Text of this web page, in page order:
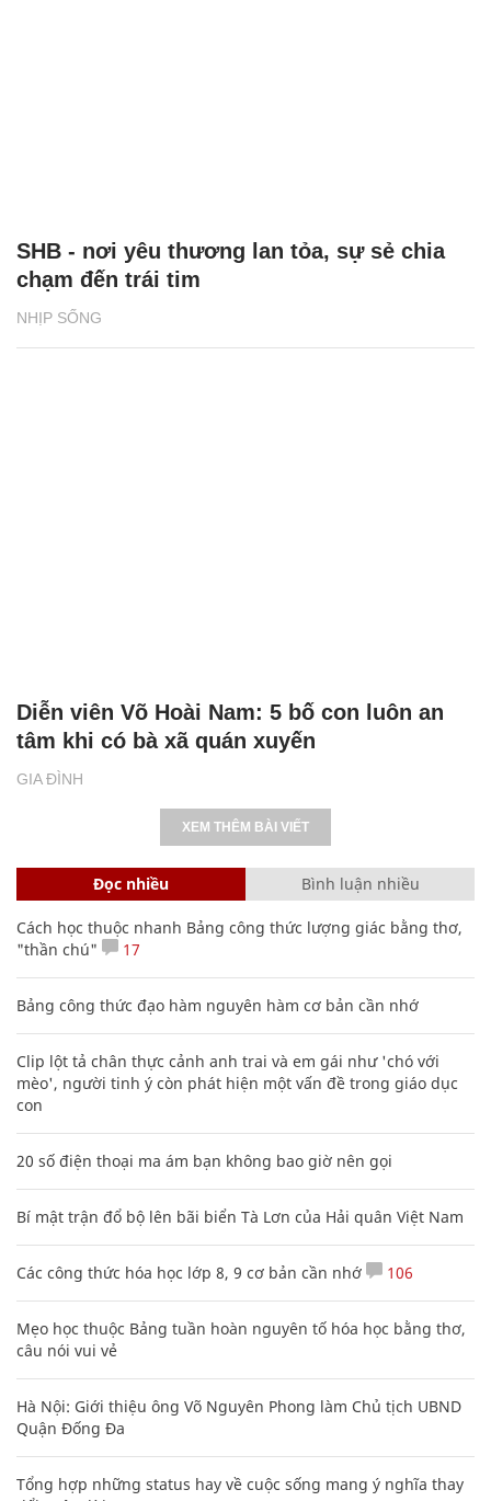
NHỊP SỐNG
SHB - nơi yêu thương lan tỏa, sự sẻ chia
chạm đến trái tim
GIA ĐÌNH
Diễn viên Võ Hoài Nam: 5 bố con luôn an
tâm khi có bà xã quán xuyến
XEM THÊM BÀI VIẾT
Đọc nhiều Bình luận nhiều
Cách học thuộc nhanh Bảng công thức lượng giác bằng thơ,
"thần chú"
17
Bảng công thức đạo hàm nguyên hàm cơ bản cần nhớ
Clip lột tả chân thực cảnh anh trai và em gái như 'chó với
mèo', người tinh ý còn phát hiện một vấn đề trong giáo dục
con
20 số điện thoại ma ám bạn không bao giờ nên gọi
Bí mật trận đổ bộ lên bãi biển Tà Lơn của Hải quân Việt Nam
Các công thức hóa học lớp 8, 9 cơ bản cần nhớ 106
Mẹo học thuộc Bảng tuần hoàn nguyên tố hóa học bằng thơ,
câu nói vui vẻ
Hà Nội: Giới thiệu ông Võ Nguyên Phong làm Chủ tịch UBND
Quận Đống Đa
Tổng hợp những status hay về cuộc sống mang ý nghĩa thay